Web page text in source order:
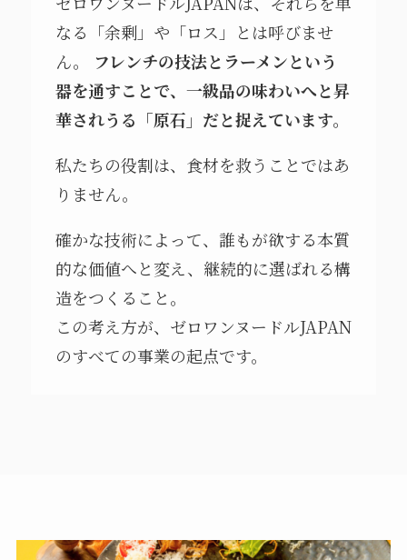
なる「余剰」や「ロス」とは呼びませ
ん。
フレンチの技法とラーメンという
器を通すことで、一級品の味わいへと昇
華されうる「原石」だと捉えています。
私たちの役割は、食材を救うことではあ
りません。
確かな技術によって、誰もが欲する本質
的な価値へと変え、継続的に選ばれる構
造をつくること。
この考え方が、ゼロワンヌードルJAPAN
のすべての事業の起点です。